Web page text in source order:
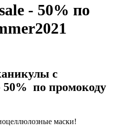
- 50% по
с
по промокоду
маски!